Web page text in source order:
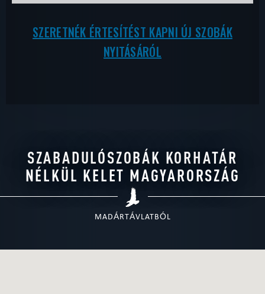
SZERETNÉK ÉRTESÍTÉST KAPNI ÚJ SZOBÁK
NYITÁSÁRÓL
SZABADULÓSZOBÁK KORHATÁR
NÉLKÜL KELET MAGYARORSZÁG
MADÁRTÁVLATBÓL